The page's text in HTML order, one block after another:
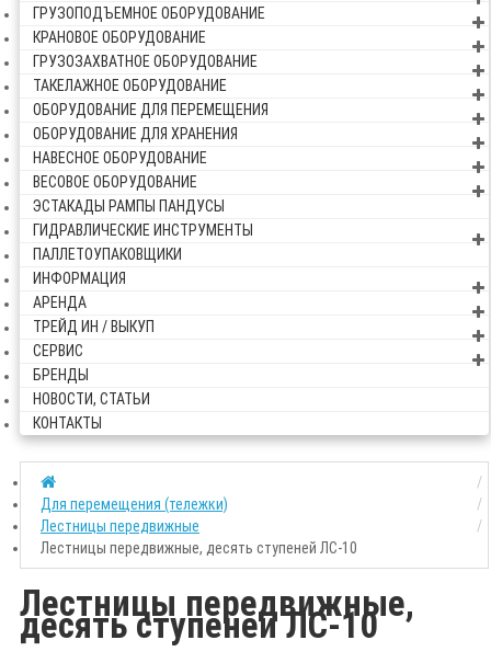
ГРУЗОПОДЪЕМНОЕ ОБОРУДОВАНИЕ
КРАНОВОЕ ОБОРУДОВАНИЕ
ГРУЗОЗАХВАТНОЕ ОБОРУДОВАНИЕ
ТАКЕЛАЖНОЕ ОБОРУДОВАНИЕ
ОБОРУДОВАНИЕ ДЛЯ ПЕРЕМЕЩЕНИЯ
ОБОРУДОВАНИЕ ДЛЯ ХРАНЕНИЯ
НАВЕСНОЕ ОБОРУДОВАНИЕ
ВЕСОВОЕ ОБОРУДОВАНИЕ
ЭСТАКАДЫ РАМПЫ ПАНДУСЫ
ГИДРАВЛИЧЕСКИЕ ИНСТРУМЕНТЫ
ПАЛЛЕТОУПАКОВЩИКИ
ИНФОРМАЦИЯ
АРЕНДА
ТРЕЙД ИН / ВЫКУП
СЕРВИС
БРЕНДЫ
НОВОСТИ, СТАТЬИ
КОНТАКТЫ
Для перемещения (тележки)
Лестницы передвижные
Лестницы передвижные, десять ступеней ЛС-10
Лестницы передвижные,
десять ступеней ЛС-10